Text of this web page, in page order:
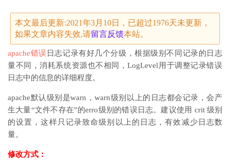
本文最后更新:2021年3月10日，已超过1976天未更新，
如果文章内容失效,请留言反馈本站。
apache错误 日志记录有好几个分级，根据级别不同记录的日志
量不同，消耗系统资源也不相同，LogLevel用于调整记录错误
日志中的信息的详细程度。
apache默认级别是warn，warn级别以上的日志都会记录，会产
生大量“文件不存在”的erro级别的错误日志。建议使用 crit 级别
的设置，这样只记录致命级别以上的日志，有效减少日志数
量。
修改方式：